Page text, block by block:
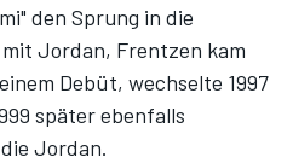
den Sprung in die
mit Jordan, Frentzen kam
Debüt, wechselte 1997
später ebenfalls
Jordan.